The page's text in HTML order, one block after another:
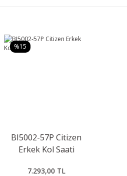
%15
BI5002-57P Citizen
Erkek Kol Saati
7.293,00 TL